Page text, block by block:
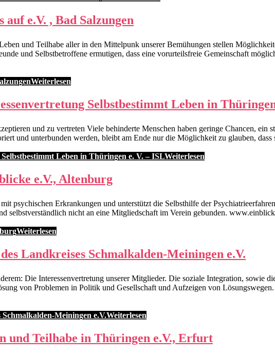
e.V. , Bad Salzungen
und Teilhabe aller in den Mittelpunk unserer Bemühungen stellen
und Selbstbetroffene ermutigen, dass eine vorurteilsfreie Gemeinschaft
Weiterlesen
Selbstbestimmt Leben in
und zu vertreten Viele behinderte Menschen haben geringe Chancen,
und unterbunden werden, bleibt am Ende nur die Möglichkeit zu glauben,
Leben in Thüringen e. V. – ISLWeiterlesen
e.V., Altenburg
psychischen Erkrankungen und unterstützt die Selbsthilfe der
selbstverständlich nicht an eine Mitgliedschaft im Verein gebunden.
Weiterlesen
Landkreises Schmalkalden-Meiningen e.V.
Die Interessenvertretung unserer Mitglieder. Die soziale Integration, sowie
von Problemen in Politik und Gesellschaft und Aufzeigen von
Meiningen e.V.Weiterlesen
und Teilhabe in Thüringen e.V., Erfurt